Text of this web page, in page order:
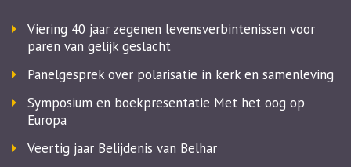
Viering 40 jaar zegenen levensverbintenissen voor
paren van gelijk geslacht
Panelgesprek over polarisatie in kerk en samenleving
Symposium en boekpresentatie Met het oog op
Europa
Veertig jaar Belijdenis van Belhar